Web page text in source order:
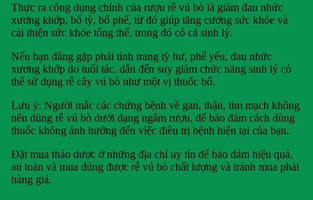
Thực ra công dụng chính của rượu rễ vú bò là giảm đau nhức
xương khớp, bổ tỳ, bổ phế, từ đó giúp tăng cường sức khỏe và
cải thiện sức khỏe tổng thể, trong đó có cả sinh lý.
Nếu bạn đâng gặp phải tình trang tỳ hư, phế yếu, đau nhức
xương khớp do tuổi tác, dẫn đến suy giảm chức năng sinh lý có
thể sử dụng rễ cây vú bò như một vị thuốc bổ.
Lưu ý: Người mắc các chứng bệnh về gan, thận, tim mạch không
nên dùng rễ vú bò dưới dạng ngâm rượu, để bảo đảm cách dùng
thuốc không ảnh hưởng đến việc điều trị bệnh hiện tại của bạn.
Đặt mua thảo dược ở những địa chỉ uy tín để bảo đảm hiệu quả,
an toàn và mua đúng được rễ vú bò chất lượng và tránh mua phải
hàng giả.